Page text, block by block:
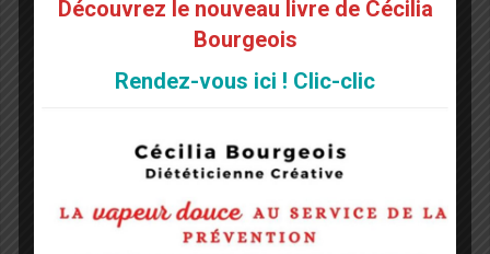
E-mail*
Notify me of followup comments via e-mail. You can
also subscribewithout commenting.
Découvrez le nouveau livre de Cécilia
Bourgeois
Rendez-vous ici ! Clic-clic